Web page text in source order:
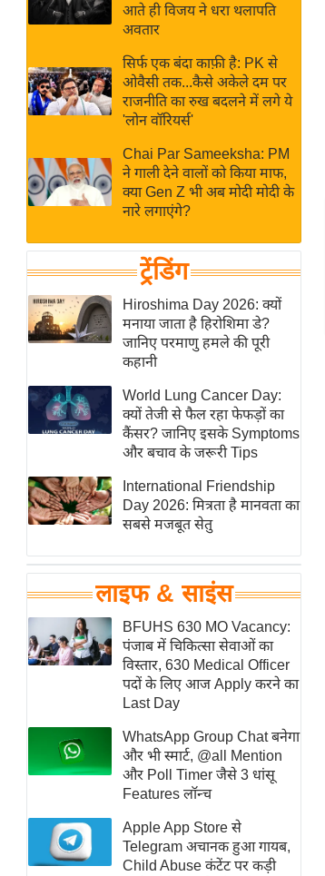
Hindi
Hindi
बजट
क्रिकेट
IPL
ई-पेपर
मिसाल बेमिसाल
यंग इंडिया
साहित्य जगत
ऑटो वर्ल्ड
न्यूज ब्रीफ
बॉलीवुड
हॉलीवुड
फिल्म समीक्षा
Breaking
News
टेक्नॉलॉजी
ब्यूटी/फैशन
घरेलू नुस्खे
पर्यटन स्थल
फिटनेस मंत्रा
रिलेशनशिप
राजनीति
विश्लेषण
समसामयिक
मातृभूमि
स्तंभ
आते ही विजय ने धरा थलापति
अवतार
सिर्फ एक बंदा काफ़ी है: PK से
ओवैसी तक...कैसे अकेले दम पर
राजनीति का रुख बदलने में लगे ये
'लोन वॉरियर्स'
Chai Par Sameeksha: PM
ने गाली देने वालों को किया माफ,
क्या Gen Z भी अब मोदी मोदी के
नारे लगाएंगे?
ट्रेंडिंग
Hiroshima Day 2026: क्यों
मनाया जाता है हिरोशिमा डे?
जानिए परमाणु हमले की पूरी
कहानी
World Lung Cancer Day:
क्यों तेजी से फैल रहा फेफड़ों का
कैंसर? जानिए इसके Symptoms
और बचाव के जरूरी Tips
International Friendship
Day 2026: मित्रता है मानवता का
सबसे मजबूत सेतु
लाइफ & साइंस
BFUHS 630 MO Vacancy:
पंजाब में चिकित्सा सेवाओं का
विस्तार, 630 Medical Officer
पदों के लिए आज Apply करने का
Last Day
WhatsApp Group Chat बनेगा
और भी स्मार्ट, @all Mention
और Poll Timer जैसे 3 धांसू
Features लॉन्च
Apple App Store से
Telegram अचानक हुआ गायब,
Child Abuse कंटेंट पर कड़ी